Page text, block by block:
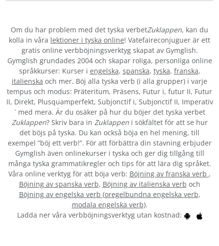
Om du har problem med det tyska verbetZuklappen, kan du
kolla in våra lektioner i tyska online! Vatefaireconjuguer är ett
gratis online verbböjningsverktyg skapat av Gymglish.
Gymglish grundades 2004 och skapar roliga, personliga online
språkkurser: Kurser i engelska, spanska, tyska, franska,
italienska och mer. Böj alla tyska verb (i alla grupper) i varje
tempus och modus: Präteritum, Präsens, Futur i, futur II, Futur
II, Direkt, Plusquamperfekt, Subjonctif i, Subjonctif II, Imperativ
´ med mera. Är du osäker på hur du böjer det tyska verbet
Zuklappen? Skriv bara in Zuklappeni sökfältet för att se hur
det böjs på tyska. Du kan också böja en hel mening, till
exempel ”böj ett verb!”. För att förbättra din stavning erbjuder
Gymglish även onlinekurser i tyska och ger dig tillgång till
många tyska grammatikregler och tips för att lära dig språket.
Våra online verktyg för att böja verb: Böjning av franska verb ,
Böjning av spanska verb, Böjning av italienska verb och
Böjning av engelska verb (oregelbundna engelska verb,
modala engelska verb).
Ladda ner våra verbböjningsverktyg utan kostnad: